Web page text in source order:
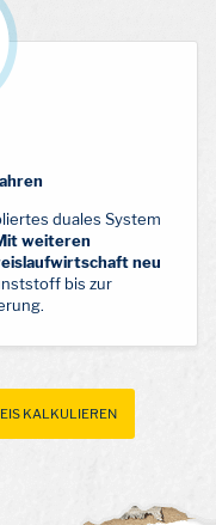
duales System
weiteren
neu
bis zur
KALKULIEREN